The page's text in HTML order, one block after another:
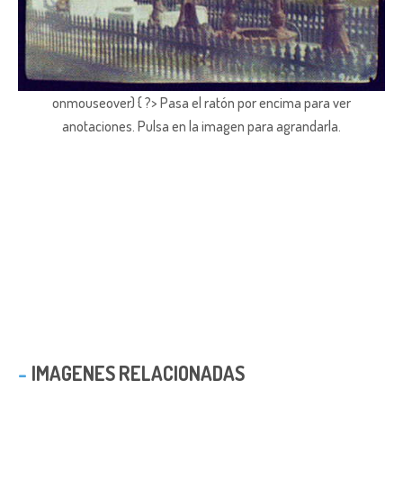
onmouseover) { ?> Pasa el ratón por encima para ver
anotaciones. Pulsa en la imagen para agrandarla.
IMAGENES RELACIONADAS